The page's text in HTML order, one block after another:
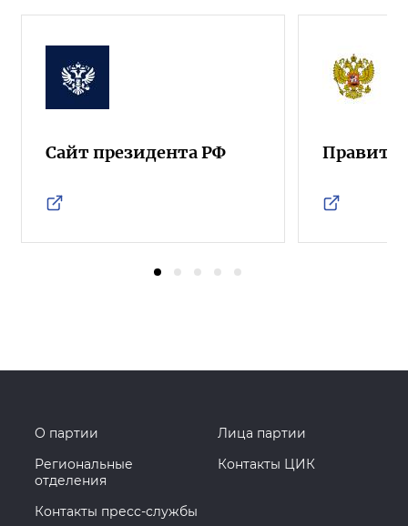
Сайт президента РФ
О партии
Лица партии
Региональные
отделения
Контакты ЦИК
Контакты пресс-службы